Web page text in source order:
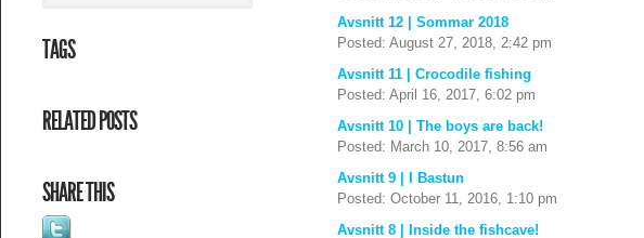
TAGS
RELATED POSTS
SHARE THIS
Avsnitt 12 | Sommar 2018
Posted: August 27, 2018, 2:42 pm
Avsnitt 11 | Crocodile fishing
Posted: April 16, 2017, 6:02 pm
Avsnitt 10 | The boys are back!
Posted: March 10, 2017, 8:56 am
Avsnitt 9 | I Bastun
Posted: October 11, 2016, 1:10 pm
Avsnitt 8 | Inside the fishcave!